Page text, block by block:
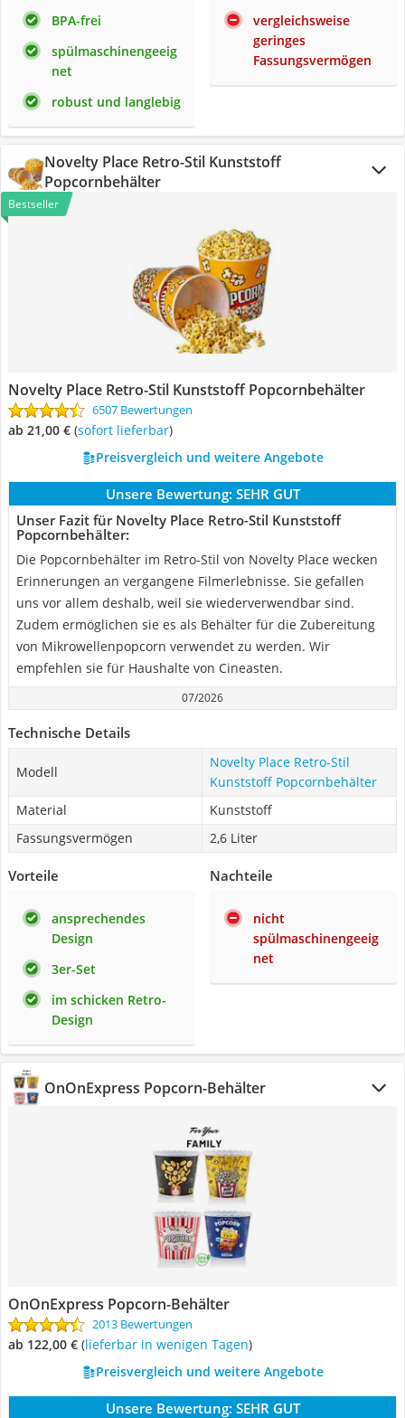
BPA-frei
spülmaschinengeeig
net
robust und langlebig
vergleichsweise
geringes
Fassungsvermögen
Novelty Place Retro-Stil Kunststoff
Popcornbehälter
Bestseller
Novelty Place Retro-Stil Kunststoff Popcornbehälter
6507 Bewertungen
ab 21,00 € ( Sofort lieferbar)
Preisvergleich und weitere Angebote
Unsere Bewertung: SEHR GUT
Unser Fazit für Novelty Place Retro-Stil Kunststoff
Popcornbehälter:
Die Popcornbehälter im Retro-Stil von Novelty Place wecken
Erinnerungen an vergangene Filmerlebnisse. Sie gefallen
uns vor allem deshalb, weil sie wiederverwendbar sind.
Zudem ermöglichen sie es als Behälter für die Zubereitung
von Mikrowellenpopcorn verwendet zu werden. Wir
empfehlen sie für Haushalte von Cineasten.
07/2026
Technische Details
Modell
Novelty Place Retro-Stil
Kunststoff Popcornbehälter
Material
Kunststoff
Fassungsvermögen
2,6 Liter
Vorteile
ansprechendes
Design
3er-Set
im schicken Retro-
Design
Nachteile
nicht
spülmaschinengeeig
net
OnOnExpress Popcorn-Behälter
OnOnExpress Popcorn-Behälter
2013 Bewertungen
ab 122,00 € ( Lieferbar in wenigen Tagen)
Preisvergleich und weitere Angebote
Unsere Bewertung: SEHR GUT